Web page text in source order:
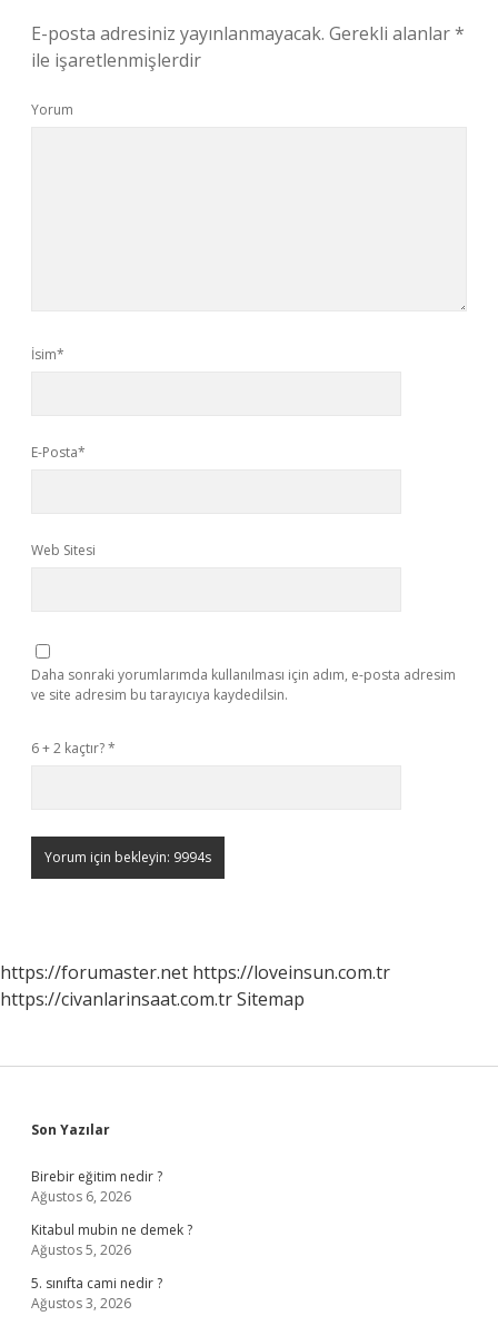
E-posta adresiniz yayınlanmayacak. Gerekli alanlar*
ile işaretlenmişlerdir
Yorum
İsim*
E-Posta*
Web Sitesi
Daha sonraki yorumlarımda kullanılması için adım, e-posta adresim
ve site adresim bu tarayıcıya kaydedilsin.
6 + 2 kaçtır?*
https://forumaster.net https://loveinsun.com.tr
https://civanlarinsaat.com.trSitemap
Sidebar
Son Yazılar
Birebir eğitim nedir ?
Ağustos 6, 2026
Kitabul mubin ne demek ?
Ağustos 5, 2026
5. sınıfta cami nedir ?
Ağustos 3, 2026